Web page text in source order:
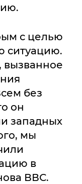
с целью
ситуацию.
вызванное
без
он
западных
мы
в
ВВС.